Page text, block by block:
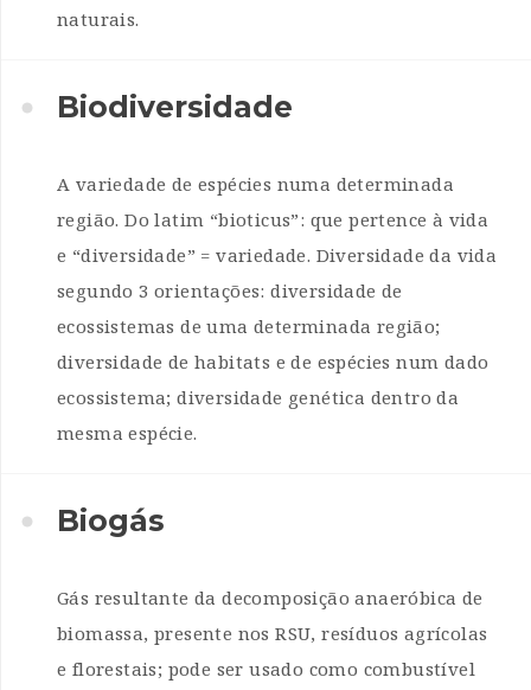
naturais.
Biodiversidade
A variedade de espécies numa determinada
região. Do latim “bioticus”: que pertence à vida
e “diversidade” = variedade. Diversidade da vida
segundo 3 orientações: diversidade de
ecossistemas de uma determinada região;
diversidade de habitats e de espécies num dado
ecossistema; diversidade genética dentro da
mesma espécie.
Biogás
Gás resultante da decomposição anaeróbica de
biomassa, presente nos RSU, resíduos agrícolas
e florestais; pode ser usado como combustível